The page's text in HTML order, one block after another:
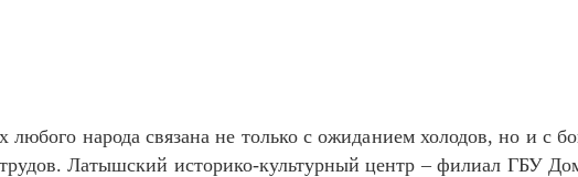
любого народа связана не только с ожиданием холодов, но и с
Латышский историко-культурный центр – филиал ГБУ